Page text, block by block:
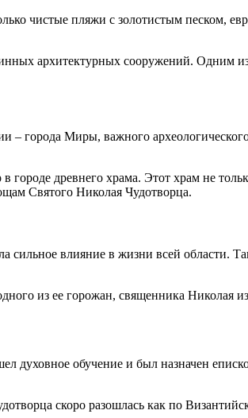
чистые пляжи с золотистым песком,
архитектурных сооружений. Одним
города Миры, важного
древнего храма. Этот храм не
Святого Николая Чудотворца.
влияние в жизни всей области.
из ее горожан, священника Николая
духовное обучение и был назначен
скоро разошлась как по